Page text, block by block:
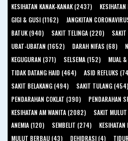
KESIHATAN KANAK-KANAK (2437)
GIGI & GUSI (1162)
JANGKITAN
BATUK (940)
SAKIT TELINGA (220)
UBAT-UBATAN (1652)
DARAH NIFAS (68)
KEGUGURAN (371)
SELSEMA (152) MUAL
TIDAK DATANG HAID (464)
ASID REFLUKS
SAKIT BELAKANG (494)
SAKIT TULANG (454)
PENDARAHAN COKLAT (390)
PENDARAHAN
KESIHATAN AM WANITA (2082)
SAKIT
ANEMIA (120)
SEMBELIT (274)
MULUT BERBAU (43)
DEHIDRASI (4)